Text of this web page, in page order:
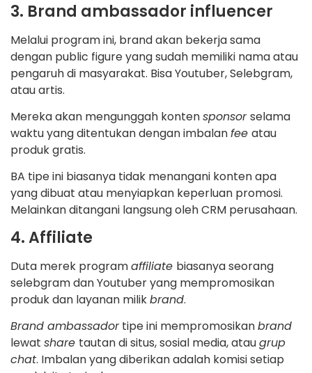
3. Brand ambassador influencer
Melalui program ini, brand akan bekerja sama
dengan public figure yang sudah memiliki nama atau
pengaruh di masyarakat. Bisa Youtuber, Selebgram,
atau artis.
Mereka akan mengunggah kontensponsorselama
waktu yang ditentukan dengan imbalanfee atau
produk gratis.
BA tipe ini biasanya tidak menangani konten apa
yang dibuat atau menyiapkan keperluan promosi.
Melainkan ditangani langsung oleh CRM perusahaan.
4. Affiliate
Duta merek programaffiliate biasanya seorang
selebgram dan Youtuber yang mempromosikan
produk dan layanan milikbrand.
Brand ambassadortipe ini mempromosikanbrand
lewat share tautan di situs, sosial media, ataugrup
chat. Imbalan yang diberikan adalah komisi setiap